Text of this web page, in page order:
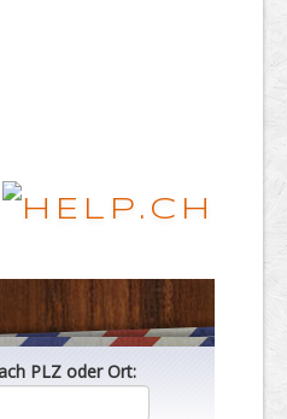
PLZ oder Ort: